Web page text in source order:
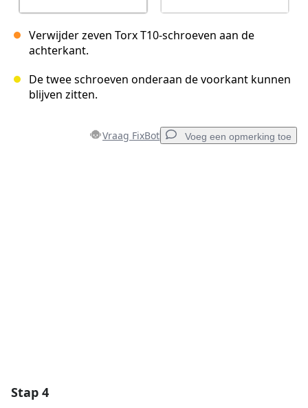
Verwijder zeven Torx T10-schroeven aan de
achterkant.
De twee schroeven onderaan de voorkant kunnen
blijven zitten.
Vraag FixBot Voeg een opmerking toe
Stap 4